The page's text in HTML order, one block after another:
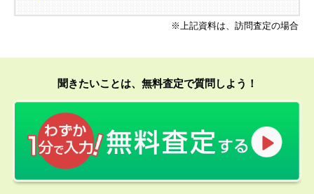
※上記資料は、訪問査定の場合
聞きたいことは、無料査定で質問しよう！